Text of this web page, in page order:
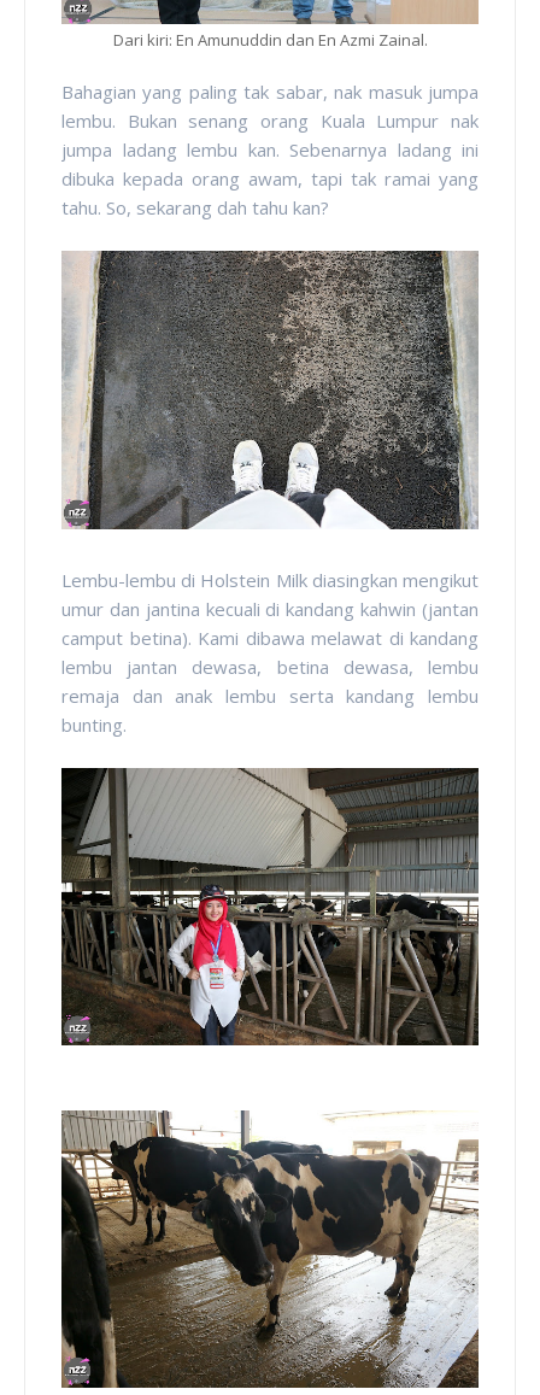
Dari kiri: En Amunuddin dan En Azmi Zainal.
Bahagian yang paling tak sabar, nak masuk jumpa
lembu. Bukan senang orang Kuala Lumpur nak
jumpa ladang lembu kan. Sebenarnya ladang ini
dibuka kepada orang awam, tapi tak ramai yang
tahu. So, sekarang dah tahu kan?
Lembu-lembu di Holstein Milk diasingkan mengikut
umur dan jantina kecuali di kandang kahwin (jantan
camput betina). Kami dibawa melawat di kandang
lembu jantan dewasa, betina dewasa, lembu
remaja dan anak lembu serta kandang lembu
bunting.